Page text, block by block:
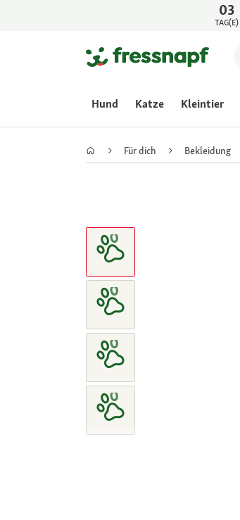
03
TAG(E)
Hund Katze Kleintier
Für dich Bekleidung